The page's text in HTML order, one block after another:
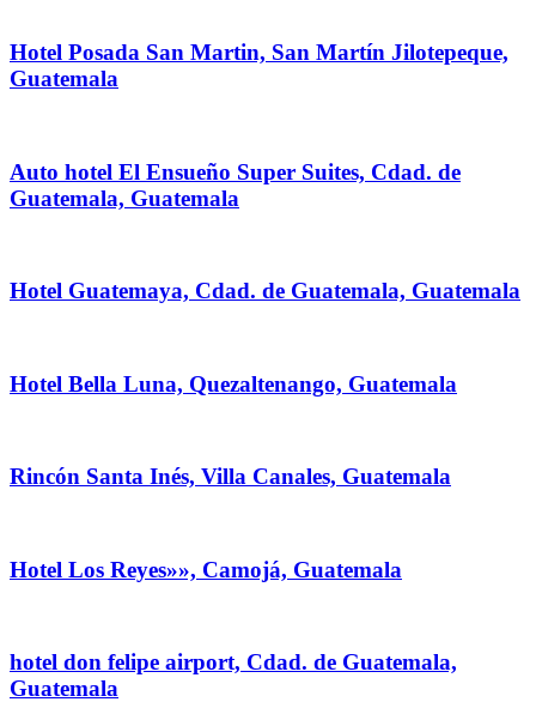
Hotel Posada San Martin, San Martín Jilotepeque,
Guatemala
Auto hotel El Ensueño Super Suites, Cdad. de
Guatemala, Guatemala
Hotel Guatemaya, Cdad. de Guatemala, Guatemala
Hotel Bella Luna, Quezaltenango, Guatemala
Rincón Santa Inés, Villa Canales, Guatemala
Hotel Los Reyes»», Camojá, Guatemala
hotel don felipe airport, Cdad. de Guatemala,
Guatemala